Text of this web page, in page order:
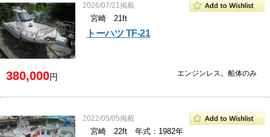
2026/07/21掲載
宮崎 21ft
トーハツ TF-21
380,000円 エンジンレス。船体のみ
2022/05/05掲載
宮崎 22ft 年式：1982年